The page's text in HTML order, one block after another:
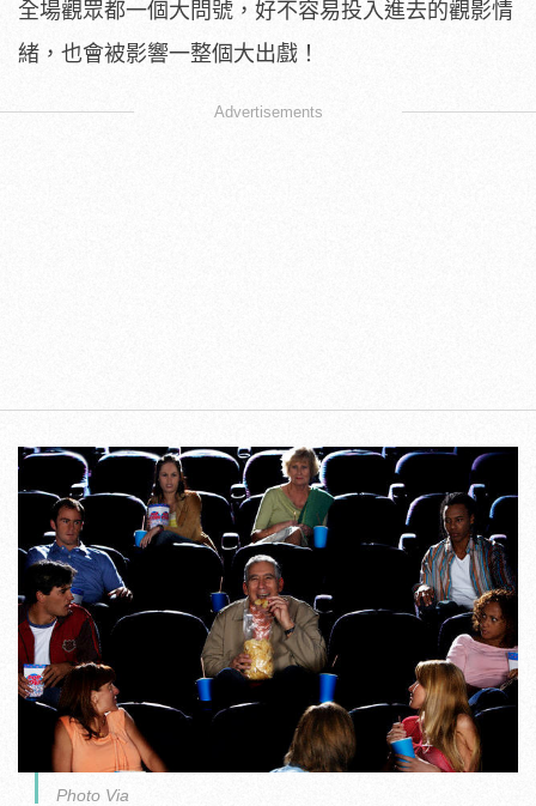
全場觀眾都一個大問號，好不容易投入進去的觀影情
緒，也會被影響一整個大出戲！
Advertisements
Photo Via